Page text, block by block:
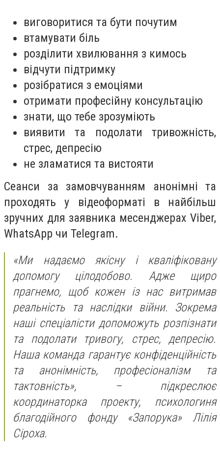
виговоритися та бути почутим
втамувати біль
розділити хвилювання з кимось
відчути підтримку
розібратися з емоціями
отримати професійну консультацію
знати, що тебе зрозуміють
виявити та подолати тривожність,
стрес, депресію
не зламатися та вистояти
Сеанси за замовчуванням анонімні та
проходять у відеоформаті в найбільш
зручних для заявника месенджерах Viber,
WhatsApp чи Telegram.
«Ми надаємо якісну і кваліфіковану
допомогу цілодобово. Адже щиро
прагнемо, щоб кожен із нас витримав
реальність та наслідки війни. Зокрема
наші спеціалісти допоможуть розпізнати
та подолати тривогу, стрес, депресію.
Наша команда гарантує конфіденційність
та анонімність, професіоналізм та
тактовність», – підкреслює
координаторка проекту, психологиня
благодійного фонду «Запорука» Лілія
Сіроха.